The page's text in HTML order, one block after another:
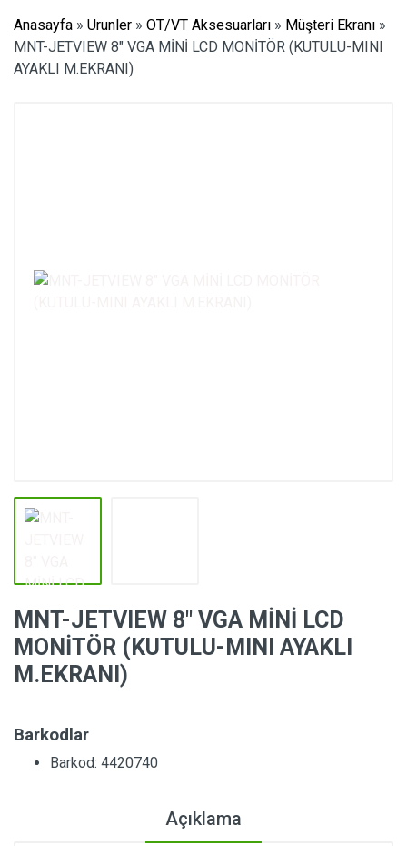
Anasayfa » Urunler » OT/VT Aksesuarları » Müşteri Ekranı »
MNT-JETVIEW 8″ VGA MİNİ LCD MONİTÖR (KUTULU-MINI
AYAKLI M.EKRANI)
MNT-JETVIEW 8″ VGA MİNİ LCD
MONİTÖR (KUTULU-MINI AYAKLI
M.EKRANI)
Barkodlar
Barkod: 4420740
Açıklama